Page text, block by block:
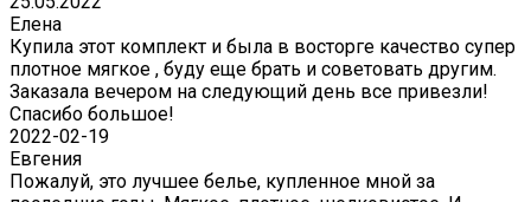
Елена
Купила этот комплект и была в восторге качество супер
плотное мягкое , буду еще брать и советовать другим.
Заказала вечером на следующий день все привезли!
Спасибо большое!
2022-02-19
Евгения
Пожалуй, это лучшее белье, купленное мной за